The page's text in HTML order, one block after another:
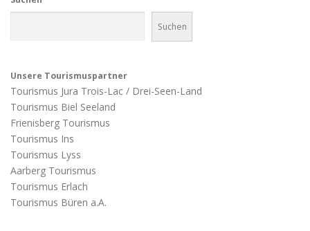
Suchen
Unsere Tourismuspartner
Tourismus Jura Trois-Lac / Drei-Seen-Land
Tourismus Biel Seeland
Frienisberg Tourismus
Tourismus Ins
Tourismus Lyss
Aarberg Tourismus
Tourismus Erlach
Tourismus Büren a.A.